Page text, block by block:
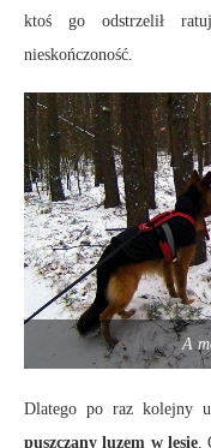
ktoś go odstrzelił
nieskończoność.
A
Dlatego po raz kolejny
puszczany luzem w lesie